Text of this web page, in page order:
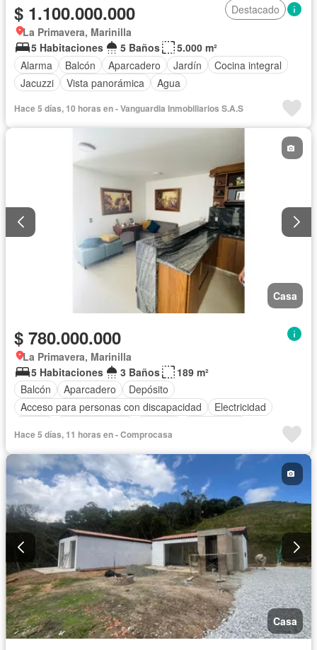
$ 1.100.000.000
Destacado
La Primavera, Marinilla
5 Habitaciones
5 Baños
5.000 m²
Alarma
Balcón Aparcadero Jardín
Cocina integral
Jacuzzi
Vista panorámica Agua
Hace 5 días, 10 horas en - Vanguardia Inmobiliarios S.A.S
Casa
$ 780.000.000
La Primavera, Marinilla
5 Habitaciones
3 Baños
189 m²
Balcón
Aparcadero
Depósito
Acceso para personas con discapacidad
Electricidad
Vista panorámica
Agua
Hace 5 días, 11 horas en - Comprocasa
Casa